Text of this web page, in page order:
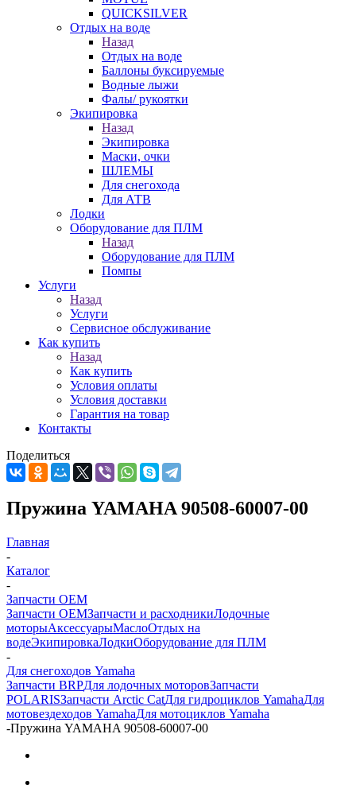
QUICKSILVER
Отдых на воде
Назад
Отдых на воде
Баллоны буксируемые
Водные лыжи
Фалы/ рукоятки
Экипировка
Назад
Экипировка
Маски, очки
ШЛЕМЫ
Для снегохода
Для АТВ
Лодки
Оборудование для ПЛМ
Назад
Оборудование для ПЛМ
Помпы
Услуги
Назад
Услуги
Сервисное обслуживание
Как купить
Назад
Как купить
Условия оплаты
Условия доставки
Гарантия на товар
Контакты
Поделиться
Пружина YAMAHA 90508-60007-00
Главная
-
Каталог
-
Запчасти OEM
Запчасти OEMЗапчасти и расходникиЛодочные
моторыАксессуарыМаслоОтдых на
водеЭкипировкаЛодкиОборудование для ПЛМ
-
Для снегоходов Yamaha
Запчасти BRPДля лодочных моторовЗапчасти
POLARISЗапчасти Arctic CatДля гидроциклов YamahaДля
мотовездеходов YamahaДля мотоциклов Yamaha
-Пружина YAMAHA 90508-60007-00